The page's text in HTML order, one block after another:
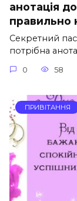
анотація
правильно
Секретний
потрібна
0 58
ПРИВІТАННЯ